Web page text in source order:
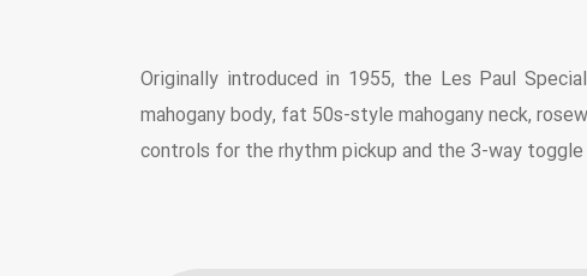
Originally introduced in 1955, the Les Paul
mahogany body, fat 50s-style mahogany neck,
controls for the rhythm pickup and the 3-way